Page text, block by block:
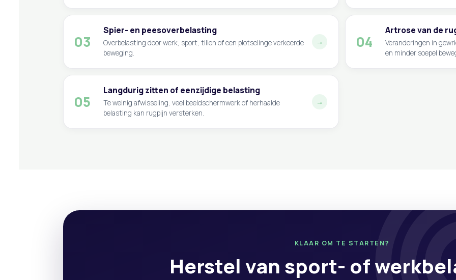
03
Spier- en peesoverbelasting
Overbelasting door werk, sport, tillen of een plotselinge verkeerde
beweging.
→ 04
Artrose van de
Veranderingen in
en minder soepel
05
Langdurig zitten of eenzijdige belasting
Te weinig afwisseling, veel beeldschermwerk of herhaalde
belasting kan rugpijn versterken.
→
KLAAR OM TE STARTEN?
Herstel van sport- of